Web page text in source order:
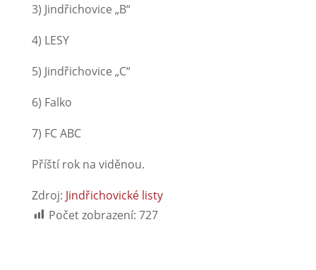
3) Jindřichovice „B“
4) LESY
5) Jindřichovice „C“
6) Falko
7) FC ABC
Příští rok na viděnou.
Zdroj: Jindřichovické listy
Počet zobrazení: 727